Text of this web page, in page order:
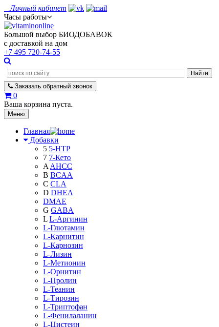
Личный кабинет
Часы работы
Большой выбор БИОДОБАВОК
с доставкой на дом
+7 495 720-74-55
Заказать обратный звонок
0
Ваша корзина пуста.
Меню
Главная
Добавки
5 5-HTP
7 7-Кето
A AHCC
B BCAA
C CLA
D DHEA
DMAE
G GABA
L L-Аргинин
L-Глютамин
L-Карнитин
L-Карнозин
L-Лизин
L-Метионин
L-Орнитин
L-Пролин
L-Теанин
L-Тирозин
L-Триптофан
L-Фенилаланин
L-Цистеин